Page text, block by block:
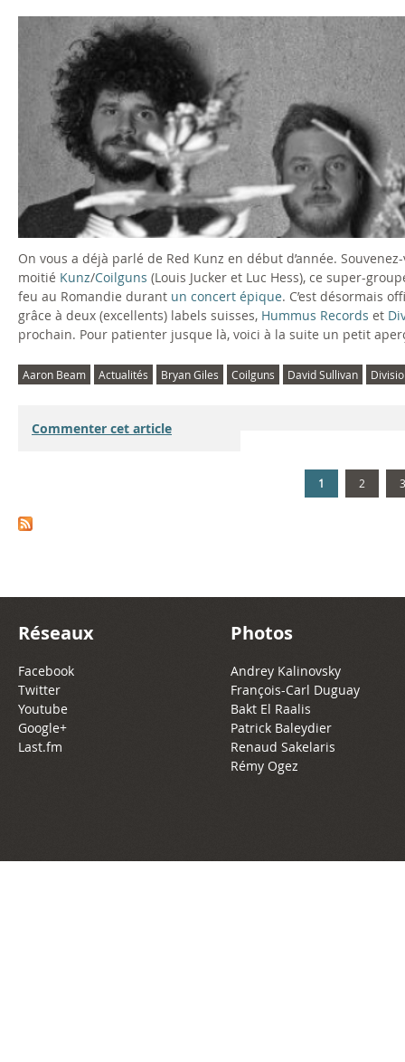
On vous a déjà parlé de Red Kunz en début d’année.
moitié Kunz/Coilguns (Louis Jucker et Luc Hess), ce super-
feu au Romandie durant un concert épique. C’est désormais
grâce à deux (excellents) labels suisses, Hummus Records et
prochain. Pour patienter jusque là, voici à la suite un petit
Aaron Beam Actualités Bryan Giles Coilguns David Sullivan
Commenter cet article
1 2 3
Réseaux
Facebook
Twitter
Youtube
Google+
Last.fm
Photos
Andrey Kalinovsky
François-Carl Duguay
Bakt El Raalis
Patrick Baleydier
Renaud Sakelaris
Rémy Ogez